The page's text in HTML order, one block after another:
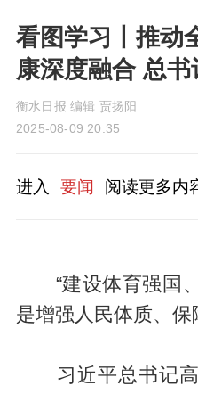
看图学习丨推动
康深度融合 总
衡水日报 编辑 贾扬阳
2025-08-09 20:35
进入 要闻 阅读更多内
“建设体育强国、
是增强人民体质、保
习近平总书记高